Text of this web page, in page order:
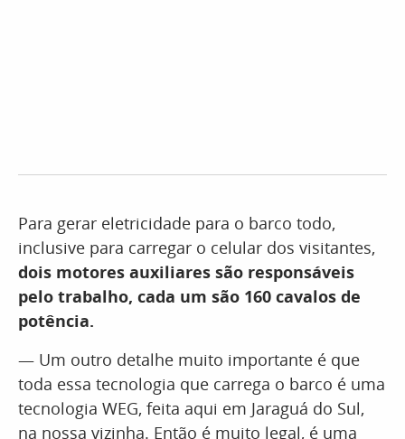
Para gerar eletricidade para o barco todo,
inclusive para carregar o celular dos visitantes,
dois motores auxiliares são responsáveis
pelo trabalho, cada um são 160 cavalos de
potência.
— Um outro detalhe muito importante é que
toda essa tecnologia que carrega o barco é uma
tecnologia WEG, feita aqui em Jaraguá do Sul,
na nossa vizinha. Então é muito legal, é uma